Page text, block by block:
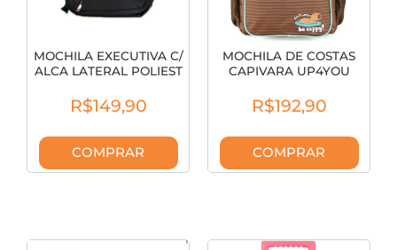
MOCHILA EXECUTIVA C/
ALCA LATERAL POLIEST
R$149,90
COMPRAR
MOCHILA DE COSTAS
CAPIVARA UP4YOU
R$192,90
COMPRAR